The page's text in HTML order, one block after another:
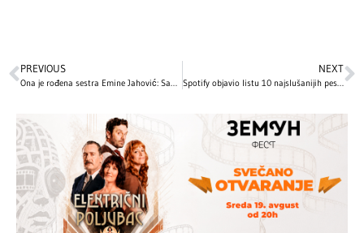
PREVIOUS
Ona je rođena sestra Emine Jahović: Sabina se bavi ozbiljnim zanimanjem, a evo kako izgleda – fanovi tvrde da su kao bliznakinje! (FOTO)
NEXT
Spotify objavio listu 10 najslušanijih pesama u istoriji – jedna je proglašena najboljom pesmom svih vremena!